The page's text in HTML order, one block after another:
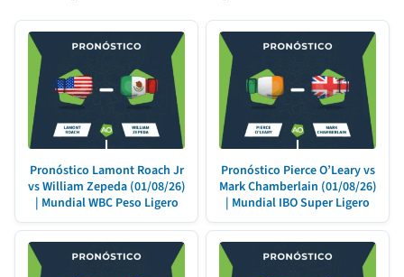
Pronóstico Lamont Roach Jr
vs William Zepeda (01/08/26)
| Mundial WBC Peso Ligero
Pronóstico Pierce O’Leary vs
Mark Chamberlain (01/08/26)
| Mundial IBO Super Ligero